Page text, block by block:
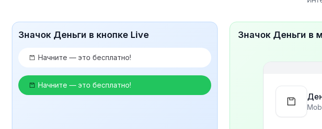
Значок Деньги в кнопке Live
Начните — это бесплатно!
Начните — это бесплатно!
Значок Деньги в